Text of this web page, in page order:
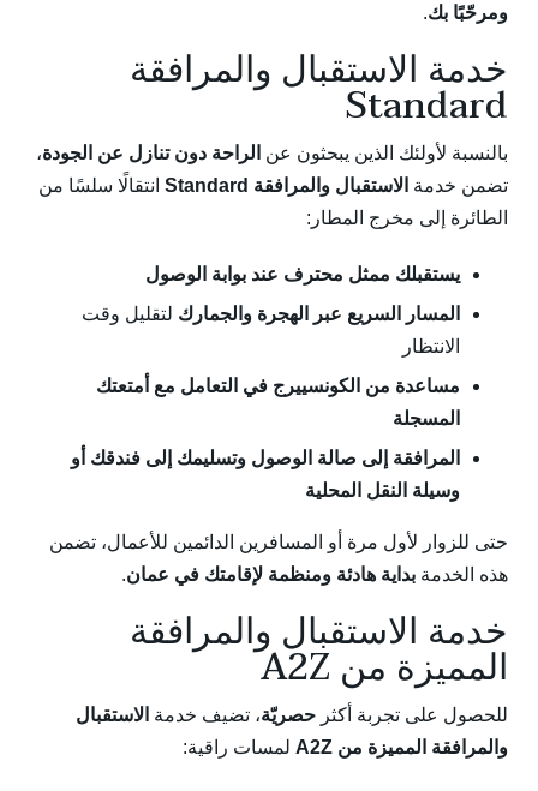
ومرحّبًا بك.
خدمة الاستقبال والمرافقة
Standard
بالنسبة لأولئك الذين يبحثون عن الراحة دون تنازل عن الجودة،
تضمن خدمة الاستقبال والمرافقة Standard
انتقالًا سلسًا من
الطائرة إلى مخرج المطار:
يستقبلك ممثل محترف عند بوابة الوصول
المسار السريع عبر الهجرة والجمارك لتقليل وقت
الانتظار
مساعدة من الكونسييرج في التعامل مع أمتعتك
المسجلة
المرافقة إلى صالة الوصول وتسليمك إلى فندقك أو
وسيلة النقل المحلية
حتى للزوار لأول مرة أو المسافرين الدائمين للأعمال، تضمن
هذه الخدمة بداية هادئة ومنظمة لإقامتك في عمان.
خدمة الاستقبال والمرافقة
المميزة من A2Z
للحصول على تجربة أكثر حصريّة، تضيف خدمة الاستقبال
والمرافقة المميزة من A2Z
لمسات راقية: